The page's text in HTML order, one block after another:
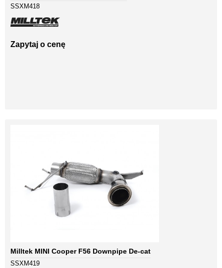
SSXM418
Zapytaj o cenę
Milltek MINI Cooper F56 Downpipe De-cat
SSXM419